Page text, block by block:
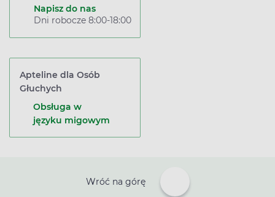
Napisz do nas
Dni robocze 8:00-18:00
Apteline dla Osób
Głuchych
Obsługa w
języku migowym
Wróć na górę